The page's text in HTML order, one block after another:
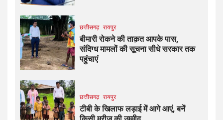
छत्तीसगढ़ रायपुर
बीमारी रोकने की ताक़त आपके पास,
संदिग्ध मामलों की सूचना सीधे सरकार तक
पहुंचाएं
छत्तीसगढ़ रायपुर
टीबी के खिलाफ लड़ाई में आगे आएं, बनें